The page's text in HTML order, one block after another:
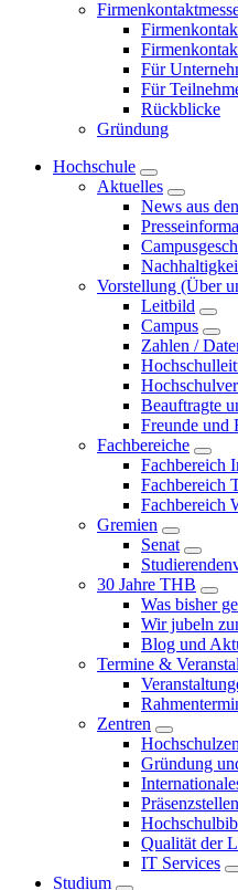
Für
Für
Rückblicke
Gründung
Hochschule
Aktuelles
News aus
Vorstellung (Über
Leitbild
Campus
Zahlen /
Beauftragte
Freunde und
Fachbereiche
Fachbereich
Fachbereich
Fachbereich
Gremien
Senat
30 Jahre THB
Was bisher
Wir jubeln
Blog und
Termine &
Zentren
Gründung
Präsenzstellen
Qualität der
IT Services
Studium